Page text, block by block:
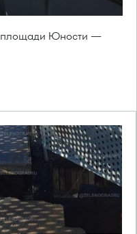
площади Юности —